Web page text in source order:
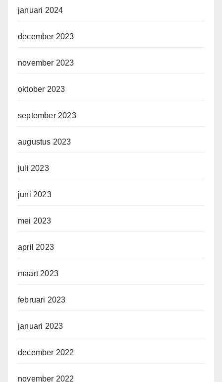
januari 2024
december 2023
november 2023
oktober 2023
september 2023
augustus 2023
juli 2023
juni 2023
mei 2023
april 2023
maart 2023
februari 2023
januari 2023
december 2022
november 2022